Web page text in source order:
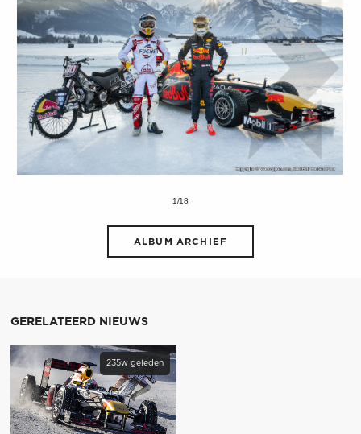
1/18
ALBUM ARCHIEF
GERELATEERD NIEUWS
235w geleden